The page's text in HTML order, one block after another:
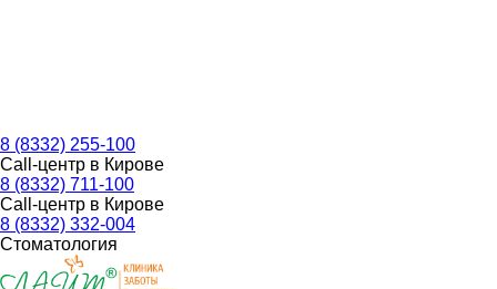
8 (8332) 255-100
Call-центр в Кирове
8 (8332) 711-100
Call-центр в Кирове
8 (8332) 332-004
Стоматология